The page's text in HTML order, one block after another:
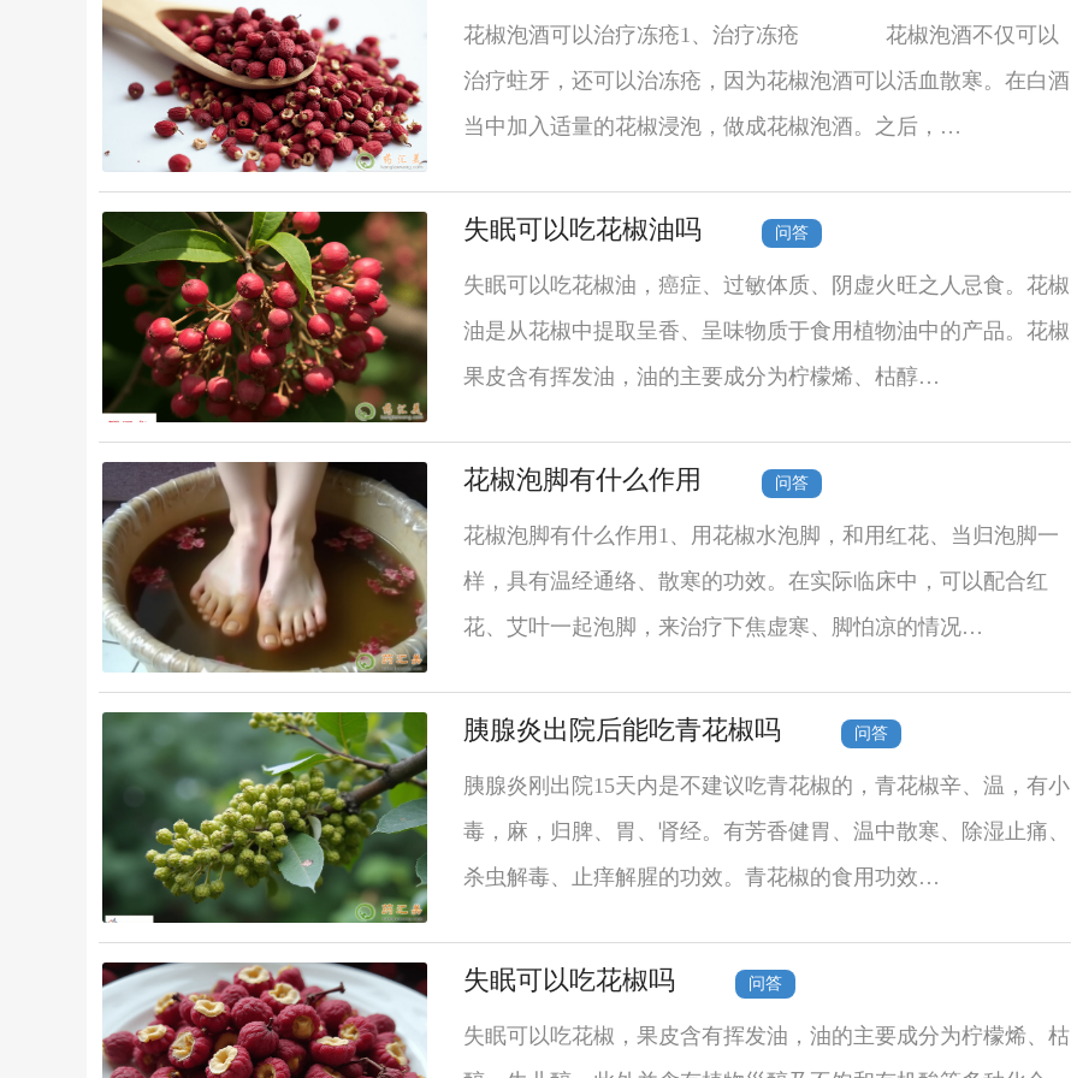
花椒泡酒可以治疗冻疮1、治疗冻疮 花椒泡酒不仅可以
治疗蛀牙，还可以治冻疮，因为花椒泡酒可以活血散寒。在白酒
当中加入适量的花椒浸泡，做成花椒泡酒。之后，…
失眠可以吃花椒油吗 问答
失眠可以吃花椒油，癌症、过敏体质、阴虚火旺之人忌食。花椒
油是从花椒中提取呈香、呈味物质于食用植物油中的产品。花椒
果皮含有挥发油，油的主要成分为柠檬烯、枯醇…
花椒泡脚有什么作用 问答
花椒泡脚有什么作用1、用花椒水泡脚，和用红花、当归泡脚一
样，具有温经通络、散寒的功效。在实际临床中，可以配合红
花、艾叶一起泡脚，来治疗下焦虚寒、脚怕凉的情况…
胰腺炎出院后能吃青花椒吗 问答
胰腺炎刚出院15天内是不建议吃青花椒的，青花椒辛、温，有小
毒，麻，归脾、胃、肾经。有芳香健胃、温中散寒、除湿止痛、
杀虫解毒、止痒解腥的功效。青花椒的食用功效…
失眠可以吃花椒吗 问答
失眠可以吃花椒，果皮含有挥发油，油的主要成分为柠檬烯、枯